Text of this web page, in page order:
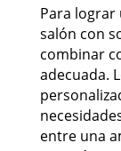
Para
salón con
combinar
adecuada.
entre una